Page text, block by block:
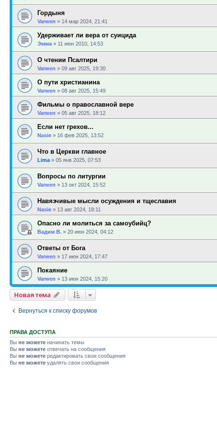
Гордыня
Varwen » 14 мар 2024, 21:41
Удерживает ли вера от суицида
Эмма » 11 июн 2010, 14:53
О чтении Псалтири
Varwen » 09 авг 2025, 19:30
О пути христианина
Varwen » 08 авг 2025, 15:49
Фильмы о православной вере
Varwen » 05 авг 2025, 18:12
Если нет грехов...
Nasie » 16 фев 2025, 13:52
Что в Церкви главное
Lima » 05 янв 2025, 07:53
Вопросы по литургии
Varwen » 13 окт 2024, 15:52
Навязчивые мысли осуждения и тщеславия
Nasie » 13 авг 2024, 18:11
Опасно ли молиться за самоубийц?
Вадим В. » 20 июн 2024, 04:12
Ответы от Бога
Varwen » 17 июн 2024, 17:47
Покаяние
Varwen » 13 июн 2024, 15:20
Новая тема
Вернуться к списку форумов
ПРАВА ДОСТУПА
Вы не можете начинать темы
Вы не можете отвечать на сообщения
Вы не можете редактировать свои сообщения
Вы не можете удалять свои сообщения